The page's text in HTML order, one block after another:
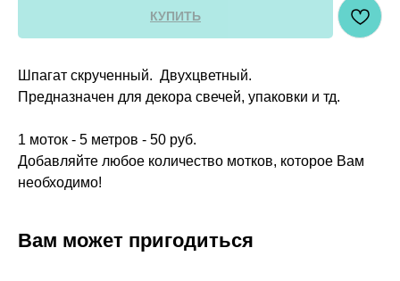
КУПИТЬ
Шпагат скрученный. Двухцветный.
Предназначен для декора свечей, упаковки и тд.
1 моток - 5 метров - 50 руб.
Добавляйте любое количество мотков, которое Вам
необходимо!
Вам может пригодиться